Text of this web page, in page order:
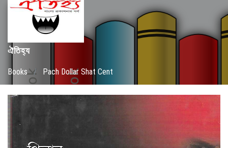
ঐতিহ্য
Books / Pach Dollar Shat Cent